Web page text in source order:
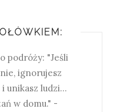
podróży: "Jeśli
ignorujesz
unikasz ludzi...
w domu." -